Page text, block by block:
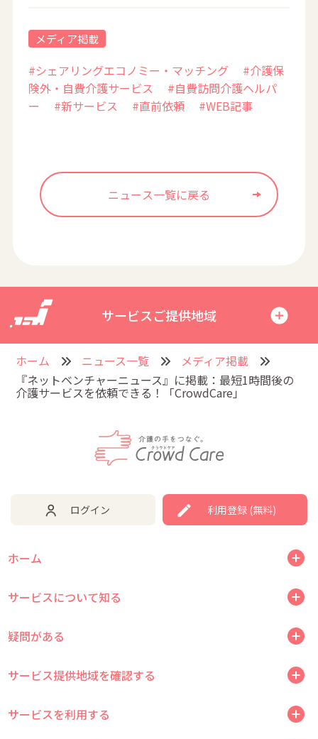
メディア掲載
#シェアリングエコノミー・マッチング
#介護保
険外・自費介護サービス
#自費訪問介護ヘルパ
ー
#新サービス #直前依頼 #WEB記事
ニュース一覧に戻る
サービスご提供地域
ホーム ニュース一覧
メディア掲載
『ネットベンチャーニュース』に掲載：最短1時間後の
介護サービスを依頼できる！「CrowdCare」
ログイン 利用登録 (無料)
ホーム
サービスについて知る
疑問がある
サービス提供地域を確認する
サービスを利用する